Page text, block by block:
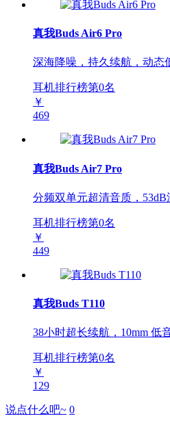
真我Buds Air6 Pro
深海降噪，持久续航，动态
耳机排行榜第0名
￥
469
真我Buds Air7 Pro
分频双单元超清音质，
耳机排行榜第0名
￥
449
真我Buds T110
38小时超长续航，10mm 低
耳机排行榜第0名
￥
129
说点什么吧~ 0